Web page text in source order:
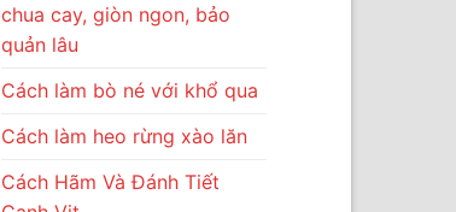
chua cay, giòn ngon, bảo
quản lâu
Cách làm bò né với khổ qua
Cách làm heo rừng xào lăn
Cách Hãm Và Đánh Tiết